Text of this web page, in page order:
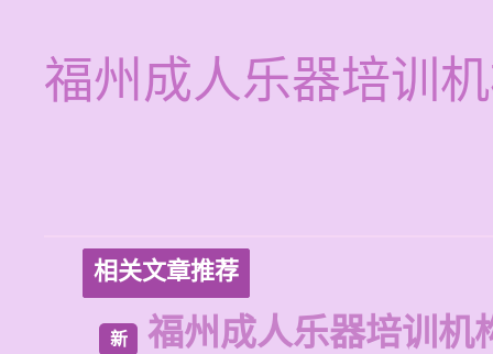
福州成人乐器培训
相关文章推荐
新 福州成人乐器培训机